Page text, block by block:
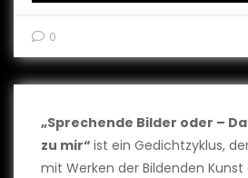
0
„Sprechende Bilder oder –
zu mir“ ist ein Gedichtzyklus,
mit Werken der Bildenden